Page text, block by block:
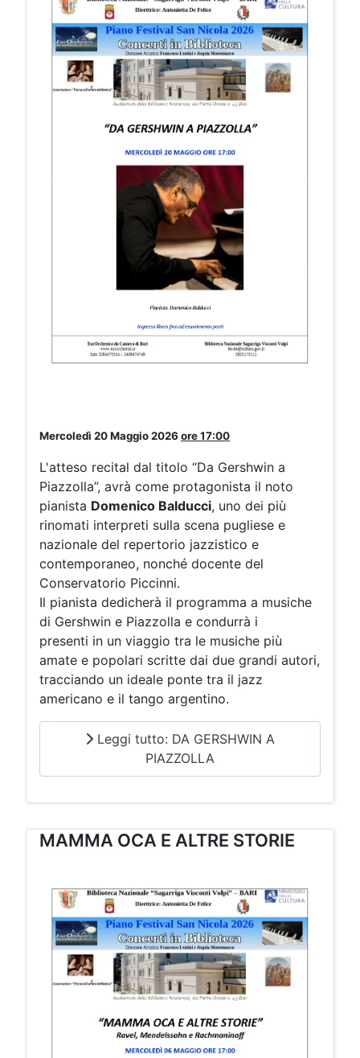
Mercoledì 20 Maggio 2026 ore17:00
L'atteso recital dal titolo “Da Gershwin a
Piazzolla”, avrà come protagonista il noto
pianista Domenico Balducci, uno dei più
rinomati interpreti sulla scena pugliese e
nazionale del repertorio jazzistico e
contemporaneo, nonché docente del
Conservatorio Piccinni.
Il pianista dedicherà il programma a musiche
di Gershwin e Piazzolla e condurrà i
presenti in un viaggio tra le musiche più
amate e popolari scritte dai due grandi autori,
tracciando un ideale ponte tra il jazz
americano e il tango argentino.
Leggi tutto: DA GERSHWIN A
PIAZZOLLA
MAMMA OCA E ALTRE STORIE